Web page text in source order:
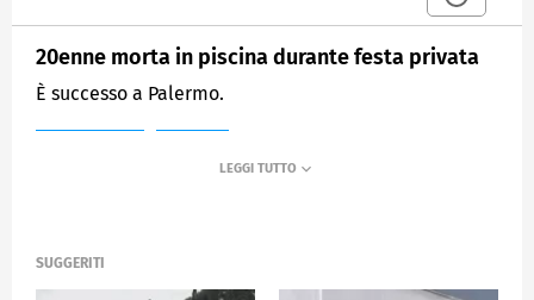
20enne morta in piscina durante festa privata
È successo a Palermo.
SUGGERITI